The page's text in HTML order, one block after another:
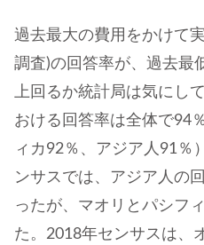
過去最大の費用をかけて
調査)の回答率が、過去最
上回るか統計局は気にし
おける回答率は全体で94
ィカ92％、アジア人91％
ンサスでは、アジア人の
ったが、マオリとパシフ
た。2018年センサスは、